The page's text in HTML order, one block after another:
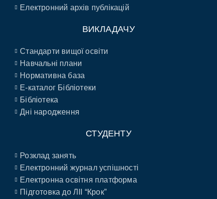
Електронний архів публікацій
ВИКЛАДАЧУ
Стандарти вищої освіти
Навчальні плани
Нормативна база
E-каталог Бібліотеки
Бібліотека
Дні народження
СТУДЕНТУ
Розклад занять
Електронний журнал успішності
Електронна освітня платформа
Підготовка до ЛІІ “Крок”